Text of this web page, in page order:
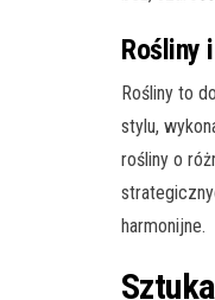
Rośliny
Rośliny to
stylu,
rośliny o
harmonijne.